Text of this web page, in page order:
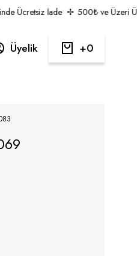
Ücretsiz İade 500₺ ve Üzeri
Üyelik 0